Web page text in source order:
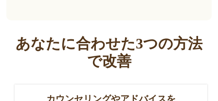
あなたに合わせた3つの方法
で改善
カウンセリングやアドバイスを